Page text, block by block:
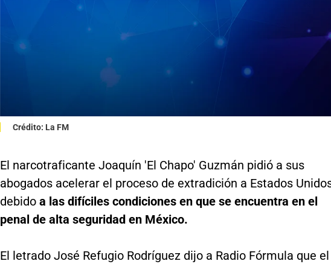
Crédito: La FM
El narcotraficante Joaquín 'El Chapo' Guzmán pidió a sus
abogados acelerar el proceso de extradición a Estados
debidoa las difíciles condiciones en que se encuentra en el
penal de alta seguridad en México.
El letrado José Refugio Rodríguez dijo a Radio Fórmula que el